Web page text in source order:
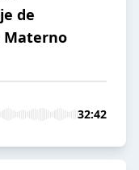
de
Materno
32:42